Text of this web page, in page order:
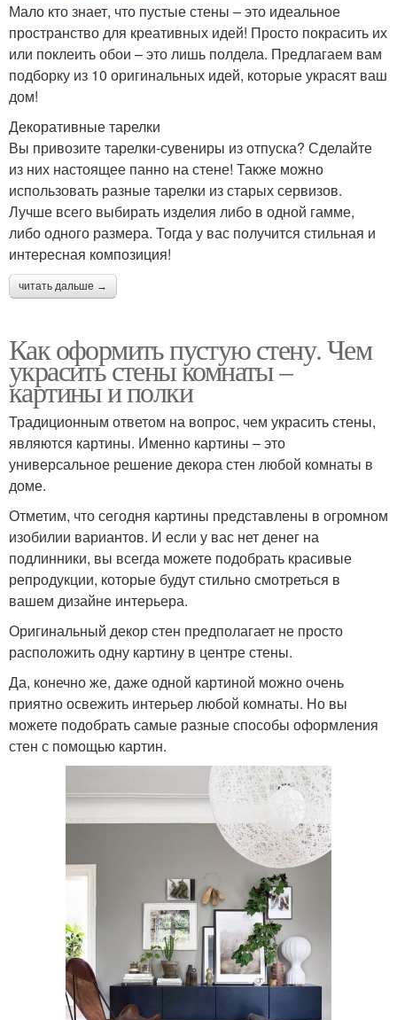
Мало кто знает, что пустые стены – это идеальное
пространство для креативных идей! Просто покрасить их
или поклеить обои – это лишь полдела. Предлагаем вам
подборку из 10 оригинальных идей, которые украсят ваш
дом!
Декоративные тарелки
Вы привозите тарелки-сувениры из отпуска? Сделайте
из них настоящее панно на стене! Также можно
использовать разные тарелки из старых сервизов.
Лучше всего выбирать изделия либо в одной гамме,
либо одного размера. Тогда у вас получится стильная и
интересная композиция!
читать дальше →
Как оформить пустую стену. Чем
украсить стены комнаты –
картины и полки
Традиционным ответом на вопрос, чем украсить стены,
являются картины. Именно картины – это
универсальное решение декора стен любой комнаты в
доме.
Отметим, что сегодня картины представлены в огромном
изобилии вариантов. И если у вас нет денег на
подлинники, вы всегда можете подобрать красивые
репродукции, которые будут стильно смотреться в
вашем дизайне интерьера.
Оригинальный декор стен предполагает не просто
расположить одну картину в центре стены.
Да, конечно же, даже одной картиной можно очень
приятно освежить интерьер любой комнаты. Но вы
можете подобрать самые разные способы оформления
стен с помощью картин.